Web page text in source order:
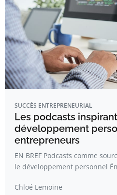
SUCCÈS ENTREPRENEURIAL
Les podcasts
développement
entrepreneurs
EN BREF Podcasts comme
le développement personnel
Chloé Lemoine